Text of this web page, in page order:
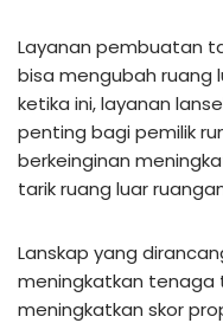
Layanan pembuatan
bisa mengubah ruang
ketika ini, layanan
penting bagi pemilik
berkeinginan
tarik ruang luar
Lanskap yang
meningkatkan tenaga
meningkatkan skor